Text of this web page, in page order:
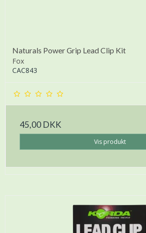
Naturals Power Grip Lead Clip Kit
Fox
CAC843
45,00 DKK
Vis produkt